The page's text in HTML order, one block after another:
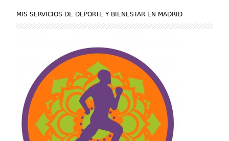
MIS SERVICIOS DE DEPORTE Y BIENESTAR EN MADRID